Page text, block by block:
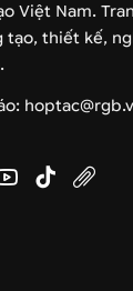
Việt Nam.
tạo, thiết kế,